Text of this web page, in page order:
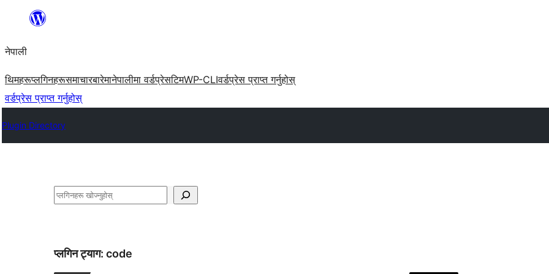
सामग्रीमा
नेपाली
थिमहरूप्लगिनहरूसमाचारबारेमानेपालीमा वर्डप्रेसटिमWP-CLIवर्डप्रेस प्राप्त गर्नुहोस्
वर्डप्रेस प्राप्त गर्नुहोस्
Plugin Directory
खोज्नुहोस्
प्लगिन ट्याग: code